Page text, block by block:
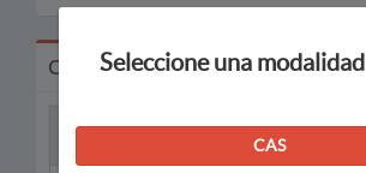
Convocatorias
Seleccione una modalidad
CAS